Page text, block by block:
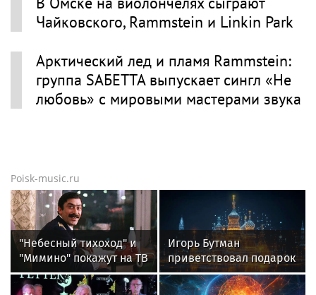
Чайковского, Rammstein и Linkin Park
Арктический лед и пламя Rammstein:
группа SАБЕТТА выпускает сингл «Не
любовь» с мировыми мастерами звука
Poisk-music.ru
"Небесный тихоход" и
"Мимино" покажут на ТВ
в День Военно-
воздушных сил
Игорь Бутман
приветствовал подарок
квартиры артистке
Долиной